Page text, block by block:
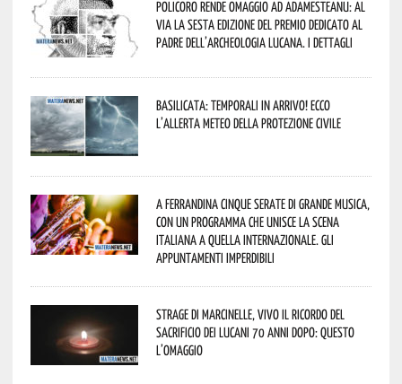
Policoro rende omaggio ad Adamesteanu: al
via la sesta edizione del Premio dedicato al
padre dell’archeologia lucana. I dettagli
Basilicata: temporali in arrivo! Ecco
l’allerta meteo della Protezione civile
A Ferrandina cinque serate di grande musica,
con un programma che unisce la scena
italiana a quella internazionale. Gli
appuntamenti imperdibili
Strage di Marcinelle, vivo il ricordo del
sacrificio dei lucani 70 anni dopo: questo
l’omaggio